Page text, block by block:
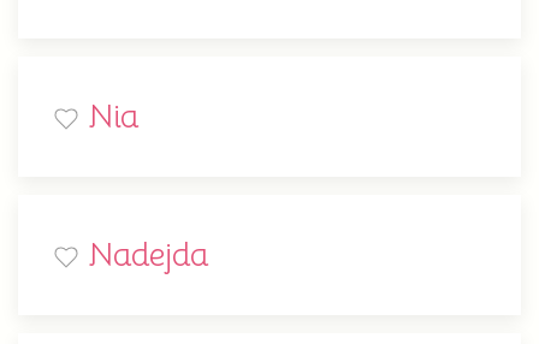
Nia
Nadejda